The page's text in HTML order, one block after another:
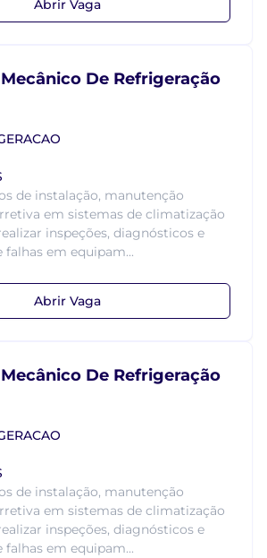
Abrir Vaga
De Refrigeração
de instalação, manutenção
em sistemas de climatização
inspeções, diagnósticos e
em equipam...
Abrir Vaga
De Refrigeração
de instalação, manutenção
em sistemas de climatização
inspeções, diagnósticos e
em equipam...